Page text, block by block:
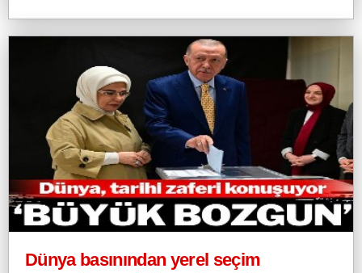
Dünya basınından yerel seçim